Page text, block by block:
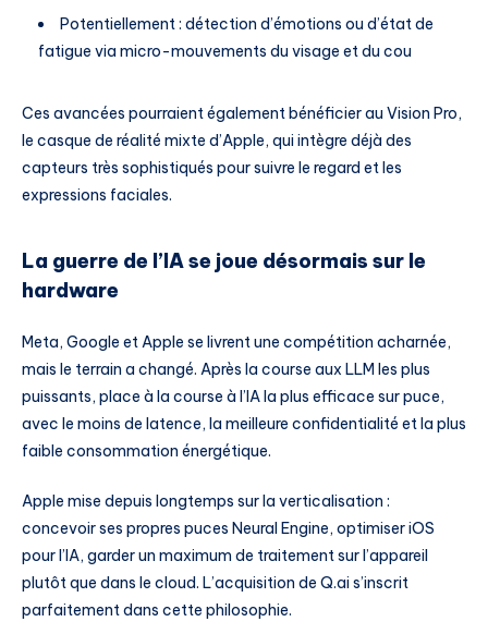
Potentiellement : détection d’émotions ou d’état de
fatigue via micro-mouvements du visage et du cou
Ces avancées pourraient également bénéficier au Vision Pro,
le casque de réalité mixte d’Apple, qui intègre déjà des
capteurs très sophistiqués pour suivre le regard et les
expressions faciales.
La guerre de l’IA se joue désormais sur le
hardware
Meta, Google et Apple se livrent une compétition acharnée,
mais le terrain a changé. Après la course aux LLM les plus
puissants, place à la course à l’IA la plus efficace sur puce,
avec le moins de latence, la meilleure confidentialité et la plus
faible consommation énergétique.
Apple mise depuis longtemps sur la verticalisation :
concevoir ses propres puces Neural Engine, optimiser iOS
pour l’IA, garder un maximum de traitement sur l’appareil
plutôt que dans le cloud. L’acquisition de Q.ai s’inscrit
parfaitement dans cette philosophie.